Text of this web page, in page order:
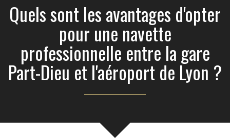
Quels sont les avantages d'opter
pour une navette
professionnelle entre la gare
Part-Dieu et l'aéroport de Lyon ?